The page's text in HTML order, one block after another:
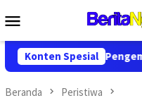
ke
Mobile
Konten Spesial
Sama Pengembangan
Beranda Peristiwa